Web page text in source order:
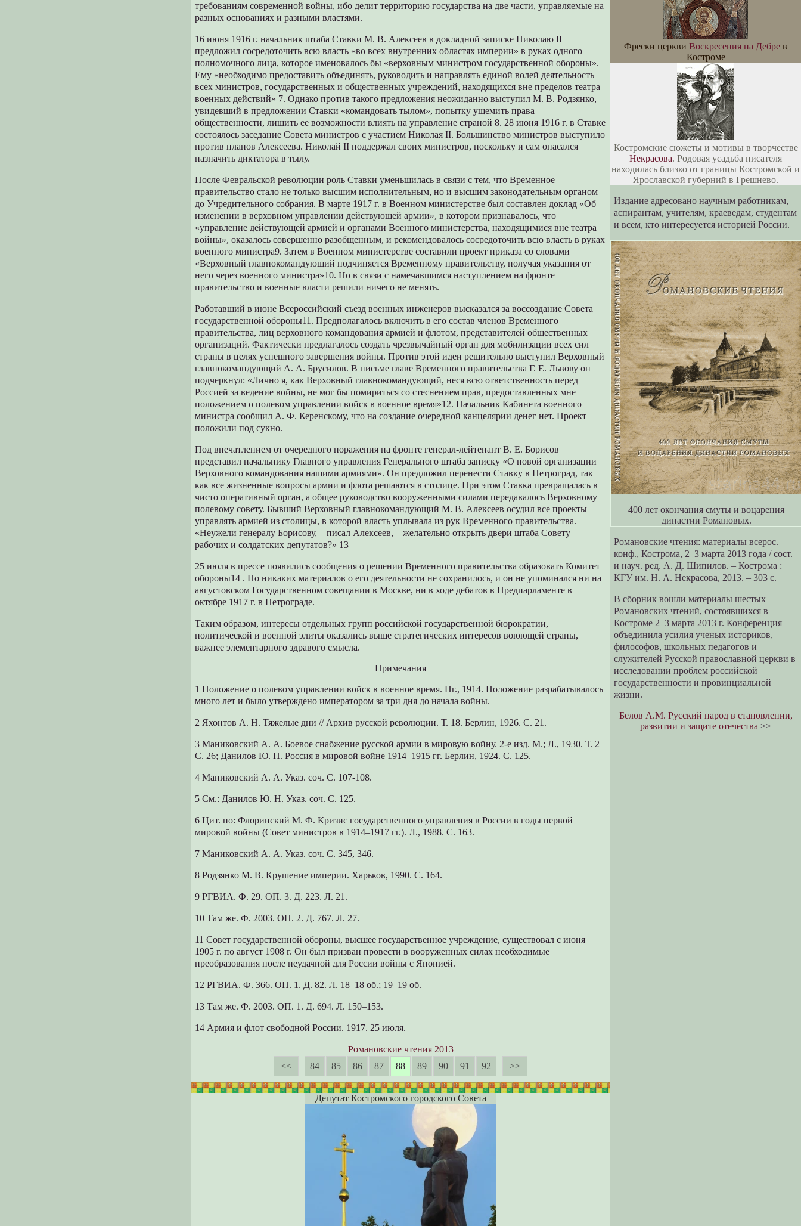
требованиям современной войны, ибо делит территорию государства на две части, управляемые на
разных основаниях и разными властями.
16 июня 1916 г. начальник штаба Ставки М. В. Алексеев в докладной записке Николаю II
предложил сосредоточить всю власть «во всех внутренних областях империи» в руках одного
полномочного лица, которое именовалось бы «верховным министром государственной обороны».
Ему «необходимо предоставить объединять, руководить и направлять единой волей деятельность
всех министров, государственных и общественных учреждений, находящихся вне пределов театра
военных действий» 7. Однако против такого предложения неожиданно выступил М. В. Родзянко,
увидевший в предложении Ставки «командовать тылом», попытку ущемить права
общественности, лишить ее возможности влиять на управление страной 8. 28 июня 1916 г. в Ставке
состоялось заседание Совета министров с участием Николая II. Большинство министров выступило
против планов Алексеева. Николай II поддержал своих министров, поскольку и сам опасался
назначить диктатора в тылу.
После Февральской революции роль Ставки уменьшилась в связи с тем, что Временное
правительство стало не только высшим исполнительным, но и высшим законодательным органом
до Учредительного собрания. В марте 1917 г. в Военном министерстве был составлен доклад «Об
изменении в верховном управлении действующей армии», в котором признавалось, что
«управление действующей армией и органами Военного министерства, находящимися вне театра
войны», оказалось совершенно разобщенным, и рекомендовалось сосредоточить всю власть в руках
военного министра9. Затем в Военном министерстве составили проект приказа со словами
«Верховный главнокомандующий подчиняется Временному правительству, получая указания от
него через военного министра»10. Но в связи с намечавшимся наступлением на фронте
правительство и военные власти решили ничего не менять.
Работавший в июне Всероссийский съезд военных инженеров высказался за воссоздание Совета
государственной обороны11. Предполагалось включить в его состав членов Временного
правительства, лиц верховного командования армией и флотом, представителей общественных
организаций. Фактически предлагалось создать чрезвычайный орган для мобилизации всех сил
страны в целях успешного завершения войны. Против этой идеи решительно выступил Верховный
главнокомандующий А. А. Брусилов. В письме главе Временного правительства Г. Е. Львову он
подчеркнул: «Лично я, как Верховный главнокомандующий, неся всю ответственность перед
Россией за ведение войны, не мог бы помириться со стеснением прав, предоставленных мне
положением о полевом управлении войск в военное время»12. Начальник Кабинета военного
министра сообщил А. Ф. Керенскому, что на создание очередной канцелярии денег нет. Проект
положили под сукно.
Под впечатлением от очередного поражения на фронте генерал-лейтенант В. Е. Борисов
представил начальнику Главного управления Генерального штаба записку «О новой организации
Верховного командования нашими армиями». Он предложил перенести Ставку в Петроград, так
как все жизненные вопросы армии и флота решаются в столице. При этом Ставка превращалась в
чисто оперативный орган, а общее руководство вооруженными силами передавалось Верховному
полевому совету. Бывший Верховный главнокомандующий М. В. Алексеев осудил все проекты
управлять армией из столицы, в которой власть уплывала из рук Временного правительства.
«Неужели генералу Борисову, – писал Алексеев, – желательно открыть двери штаба Совету
рабочих и солдатских депутатов?» 13
25 июля в прессе появились сообщения о решении Временного правительства образовать Комитет
обороны14 . Но никаких материалов о его деятельности не сохранилось, и он не упоминался ни на
августовском Государственном совещании в Москве, ни в ходе дебатов в Предпарламенте в
октябре 1917 г. в Петрограде.
Таким образом, интересы отдельных групп российской государственной бюрократии,
политической и военной элиты оказались выше стратегических интересов воюющей страны,
важнее элементарного здравого смысла.
Примечания
1 Положение о полевом управлении войск в военное время. Пг., 1914. Положение разрабатывалось
много лет и было утверждено императором за три дня до начала войны.
2 Яхонтов А. Н. Тяжелые дни // Архив русской революции. Т. 18. Берлин, 1926. С. 21.
3 Маниковский А. А. Боевое снабжение русской армии в мировую войну. 2-е изд. М.; Л., 1930. Т. 2
С. 26; Данилов Ю. Н. Россия в мировой войне 1914–1915 гг. Берлин, 1924. С. 125.
4 Маниковский А. А. Указ. соч. С. 107-108.
5 См.: Данилов Ю. Н. Указ. соч. С. 125.
6 Цит. по: Флоринский М. Ф. Кризис государственного управления в России в годы первой
мировой войны (Совет министров в 1914–1917 гг.). Л., 1988. С. 163.
7 Маниковский А. А. Указ. соч. С. 345, 346.
8 Родзянко М. В. Крушение империи. Харьков, 1990. С. 164.
9 РГВИА. Ф. 29. ОП. 3. Д. 223. Л. 21.
10 Там же. Ф. 2003. ОП. 2. Д. 767. Л. 27.
11 Совет государственной обороны, высшее государственное учреждение, существовал с июня
1905 г. по август 1908 г. Он был призван провести в вооруженных силах необходимые
преобразования после неудачной для России войны с Японией.
12 РГВИА. Ф. 366. ОП. 1. Д. 82. Л. 18–18 об.; 19–19 об.
13 Там же. Ф. 2003. ОП. 1. Д. 694. Л. 150–153.
14 Армия и флот свободной России. 1917. 25 июля.
Романовские чтения 2013
<<
84 85 86 87 88 89 90 91 92 >>
Депутат Костромского городского Совета
Фрески церкви Воскресения на Дебре в
Костроме
Костромские сюжеты и мотивы в творчестве
Некрасова. Родовая усадьба писателя
находилась близко от границы Костромской и
Ярославской губерний в Грешнево.
Издание адресовано научным работникам,
аспирантам, учителям, краеведам, студентам
и всем, кто интересуется историей России.
400 лет окончания смуты и воцарения
династии Романовых.
Романовские чтения: материалы всерос.
конф., Кострома, 2–3 марта 2013 года / cост.
и науч. ред. А. Д. Шипилов. – Кострома :
КГУ им. Н. А. Некрасова, 2013. – 303 с.
В сборник вошли материалы шестых
Романовских чтений, состоявшихся в
Костроме 2–3 марта 2013 г. Конференция
объединила усилия ученых историков,
философов, школьных педагогов и
служителей Русской православной церкви в
исследовании проблем российской
государственности и провинциальной
жизни.
Белов А.М. Русский народ в становлении,
развитии и защите отечества >>